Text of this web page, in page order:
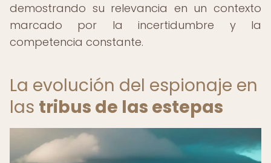
demostrando su relevancia en un contexto
marcado por la incertidumbre y la
competencia constante.
La evolución del espionaje en
las tribus de las estepas